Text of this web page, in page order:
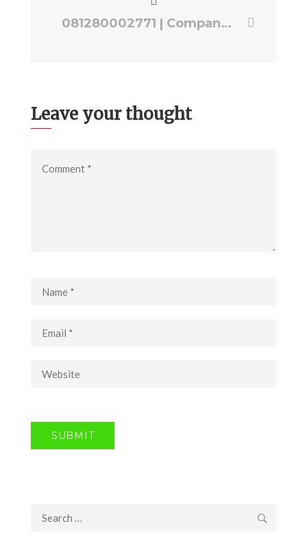
081280002771 | Company Profile Kantor Hukum Jakarta Selatan | Jasa Video EPS PRODUCTION
Leave your thought
Search